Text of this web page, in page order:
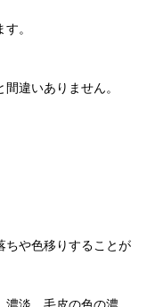
。
違いありません。
ちや色移りすることが
濃淡、毛皮の色の濃